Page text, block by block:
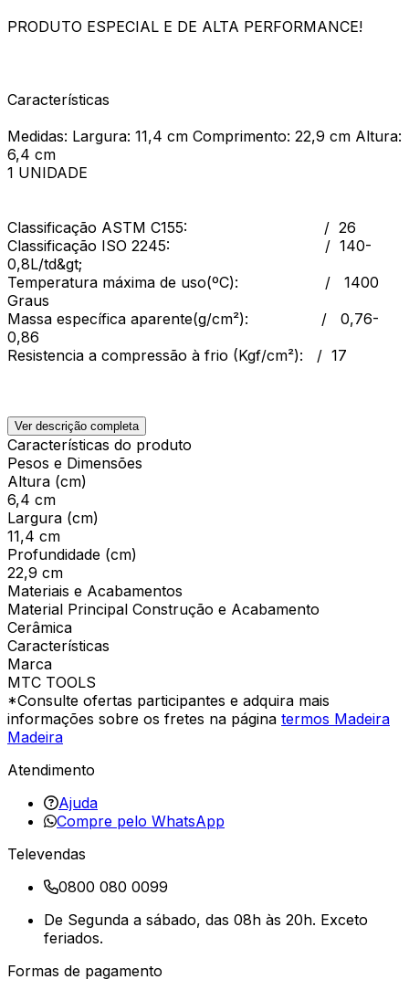
PRODUTO ESPECIAL E DE ALTA PERFORMANCE!
Características
Medidas: Largura: 11,4 cm Comprimento: 22,9 cm Altura:
6,4 cm
1 UNIDADE
Classificação ASTM C155: / 26
Classificação ISO 2245: / 140-
0,8L/td&gt;
Temperatura máxima de uso(ºC): / 1400
Graus
Massa específica aparente(g/cm²): / 0,76-
0,86
Resistencia a compressão à frio (Kgf/cm²): / 17
Ver descrição completa
Características do produto
Pesos e Dimensões
Altura (cm)
6,4 cm
Largura (cm)
11,4 cm
Profundidade (cm)
22,9 cm
Materiais e Acabamentos
Material Principal Construção e Acabamento
Cerâmica
Características
Marca
MTC TOOLS
*Consulte ofertas participantes e adquira mais
informações sobre os fretes na página termos Madeira
Madeira
Atendimento
Ajuda
Compre pelo WhatsApp
Televendas
0800 080 0099
De Segunda a sábado, das 08h às 20h. Exceto
feriados.
Formas de pagamento